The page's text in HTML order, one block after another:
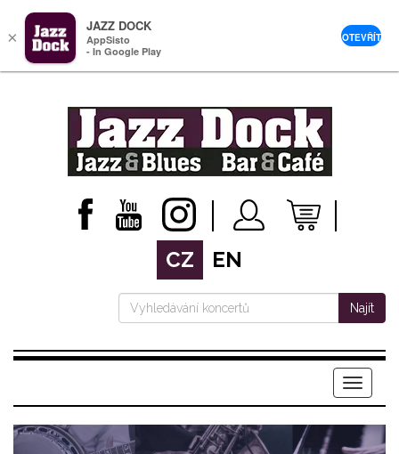
CZ EN
Najít
Menu
×
JAZZ DOCK
AppSisto
- In Google Play
OTEVŘÍT